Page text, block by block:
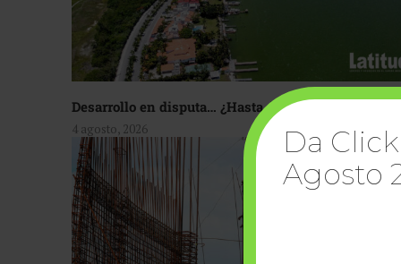
Desarrollo en disputa… ¿Hasta dónde crecer?
4 agosto, 2026
Da
Agosto